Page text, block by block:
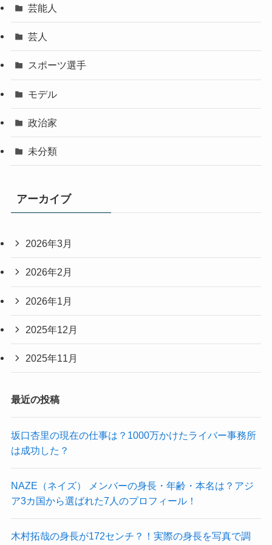
芸能人
芸人
スポーツ選手
モデル
政治家
未分類
アーカイブ
2026年3月
2026年2月
2026年1月
2025年12月
2025年11月
最近の投稿
坂口杏里の現在の仕事は？1000万かけたライバー事務所
は成功した？
NAZE（ネイズ） メンバーの身長・年齢・本名は？アジ
ア3カ国から選ばれた7人のプロフィール！
木村拓哉の身長が172センチ？！実際の身長を写真で調